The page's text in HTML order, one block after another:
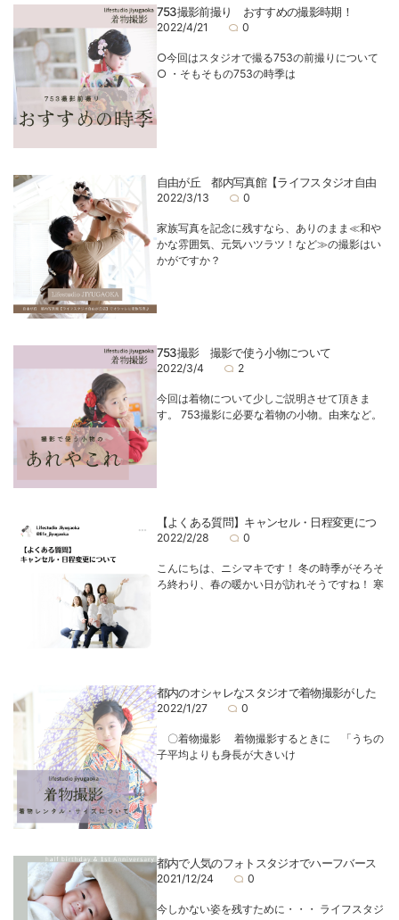
753撮影前撮り おすすめの撮影時期！
2022/4/21 0
○今回はスタジオで撮る753の前撮りについて
○ ・そもそもの753の時季は
自由が丘 都内写真館【ライフスタジオ自由
2022/3/13 0
家族写真を記念に残すなら、ありのまま≪和や
かな雰囲気、元気ハツラツ！など≫の撮影はい
かがですか？
753撮影 撮影で使う小物について
2022/3/4 2
今回は着物について少しご説明させて頂きま
す。 753撮影に必要な着物の小物。由来など。
【よくある質問】キャンセル・日程変更につ
2022/2/28 0
こんにちは、ニシマキです！ 冬の時季がそろそ
ろ終わり、春の暖かい日が訪れそうですね！ 寒
都内のオシャレなスタジオで着物撮影がした
2022/1/27 0
〇着物撮影 着物撮影するときに 「うちの
子平均よりも身長が大きいけ
都内で人気のフォトスタジオでハーフバース
2021/12/24 0
今しかない姿を残すために・・・ ライフスタジ